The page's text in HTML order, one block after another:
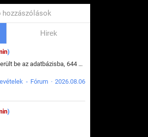
hozzászólások
Hirek
)
149 új BG lap került be az adatbázisba, 644 db meglévő BG lap módosult, bekerültek az új képek a megváltozott lapokhoz is.
- Fórum · 2026.08.06
)